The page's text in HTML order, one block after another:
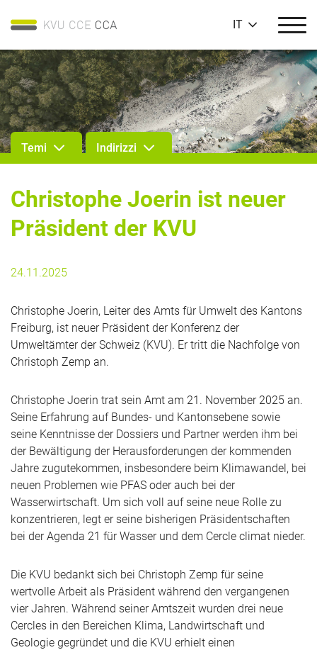
IT
Temi Indirizzi
Christophe Joerin ist neuer
Präsident der KVU
24.11.2025
Christophe Joerin, Leiter des Amts für Umwelt des Kantons
Freiburg, ist neuer Präsident der Konferenz der
Umweltämter der Schweiz (KVU). Er tritt die Nachfolge von
Christoph Zemp an.
Christophe Joerin trat sein Amt am 21. November 2025 an.
Seine Erfahrung auf Bundes- und Kantonsebene sowie
seine Kenntnisse der Dossiers und Partner werden ihm bei
der Bewältigung der Herausforderungen der kommenden
Jahre zugutekommen, insbesondere beim Klimawandel, bei
neuen Problemen wie PFAS oder auch bei der
Wasserwirtschaft. Um sich voll auf seine neue Rolle zu
konzentrieren, legt er seine bisherigen Präsidentschaften
bei der Agenda 21 für Wasser und dem Cercle climat nieder.
Die KVU bedankt sich bei Christoph Zemp für seine
wertvolle Arbeit als Präsident während den vergangenen
vier Jahren. Während seiner Amtszeit wurden drei neue
Cercles in den Bereichen Klima, Landwirtschaft und
Geologie gegründet und die KVU erhielt einen